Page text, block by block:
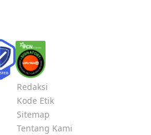
Redaksi
Kode Etik
Sitemap
Tentang Kami